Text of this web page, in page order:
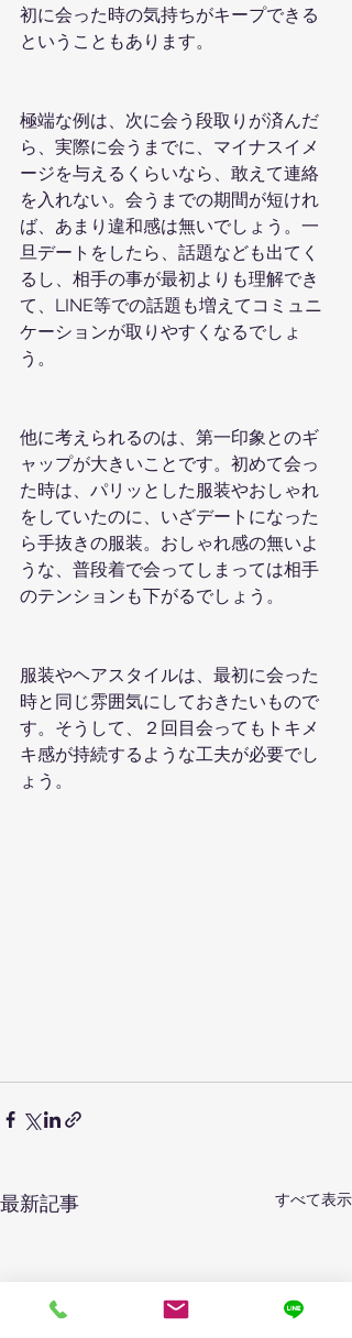
初に会った時の気持ちがキープできる
ということもあります。
極端な例は、次に会う段取りが済んだ
ら、実際に会うまでに、マイナスイメ
ージを与えるくらいなら、敢えて連絡
を入れない。会うまでの期間が短けれ
ば、あまり違和感は無いでしょう。一
旦デートをしたら、話題なども出てく
るし、相手の事が最初よりも理解でき
て、LINE等での話題も増えてコミュニ
ケーションが取りやすくなるでしょ
う。
他に考えられるのは、第一印象とのギ
ャップが大きいことです。初めて会っ
た時は、パリッとした服装やおしゃれ
をしていたのに、いざデートになった
ら手抜きの服装。おしゃれ感の無いよ
うな、普段着で会ってしまっては相手
のテンションも下がるでしょう。
服装やヘアスタイルは、最初に会った
時と同じ雰囲気にしておきたいもので
す。そうして、２回目会ってもトキメ
キ感が持続するような工夫が必要でし
ょう。
最新記事 すべて表示